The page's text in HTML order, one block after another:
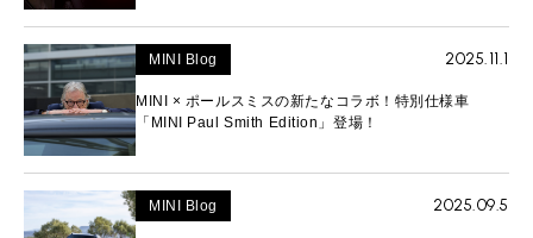
MINI Blog 2025.11.1
MINI × ポールスミスの新たなコラボ！特別仕様車
「MINI Paul Smith Edition」登場！
MINI Blog 2025.09.5